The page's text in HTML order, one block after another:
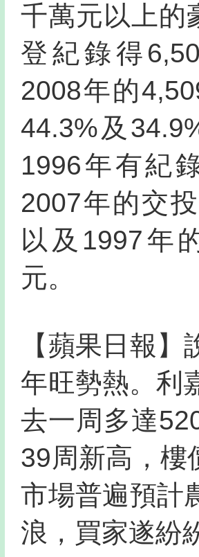
千萬元以上的
登紀錄得
2008年的
44.3%及
1996年有紀
2007年的交
以及1997年
元。
【蘋果日報
年旺勢熱。利
去一周多達
39周新高，樓
市場普遍預計
浪，買家遂紛